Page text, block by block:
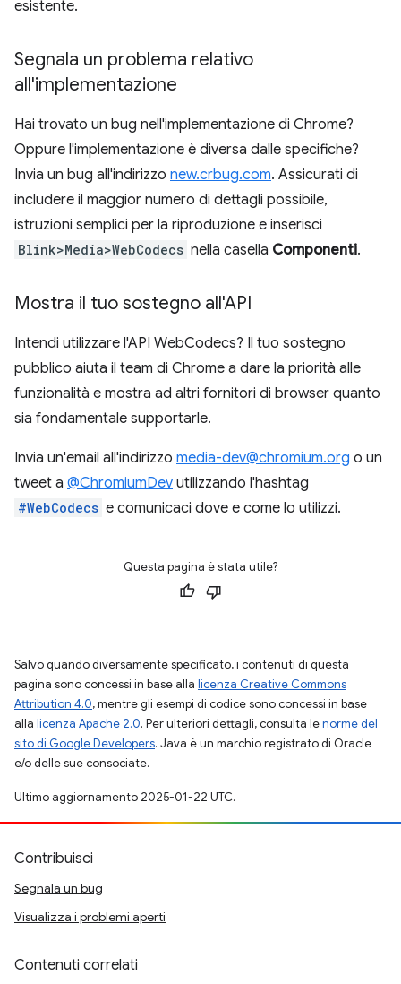
esistente.
Segnala un problema relativo
all'implementazione
Hai trovato un bug nell'implementazione di Chrome?
Oppure l'implementazione è diversa dalle specifiche?
Invia un bug all'indirizzo new.crbug.com. Assicurati di
includere il maggior numero di dettagli possibile,
istruzioni semplici per la riproduzione e inserisci
Blink>Media>WebCodecs nella casella Componenti.
Mostra il tuo sostegno all'API
Intendi utilizzare l'API WebCodecs? Il tuo sostegno
pubblico aiuta il team di Chrome a dare la priorità alle
funzionalità e mostra ad altri fornitori di browser quanto
sia fondamentale supportarle.
Invia un'email all'indirizzo media-dev@chromium.org o un
tweet a @ChromiumDev utilizzando l'hashtag
#WebCodecs e comunicaci dove e come lo utilizzi.
Questa pagina è stata utile?
Salvo quando diversamente specificato, i contenuti di questa
pagina sono concessi in base alla licenza Creative Commons
Attribution 4.0, mentre gli esempi di codice sono concessi in base
alla licenza Apache 2.0. Per ulteriori dettagli, consulta lenorme del
sito di Google Developers. Java è un marchio registrato di Oracle
e/o delle sue consociate.
Ultimo aggiornamento 2025-01-22 UTC.
Contribuisci
Segnala un bug
Visualizza i problemi aperti
Contenuti correlati